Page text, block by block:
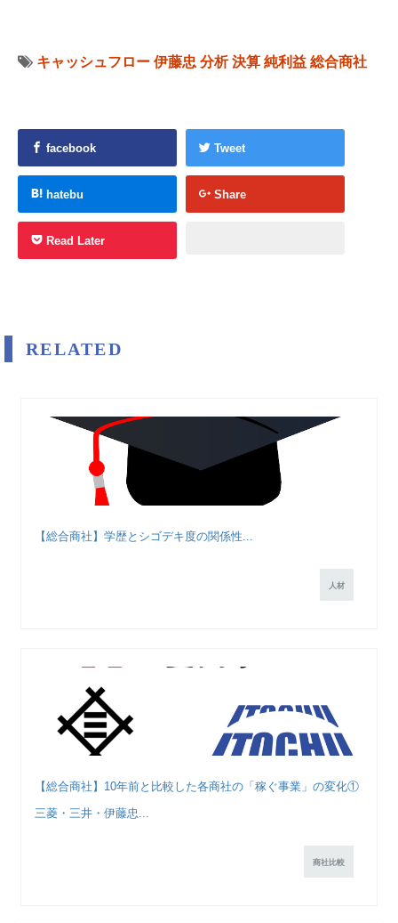
キャッシュフロー 伊藤忠 分析 決算 純利益 総合商社
facebook Tweet
hatebu Share
Read Later
RELATED
【総合商社】学歴とシゴデキ度の関係性...
人材
【総合商社】10年前と比較した各商社の「稼ぐ事業」の変化①
三菱・三井・伊藤忠...
商社比較